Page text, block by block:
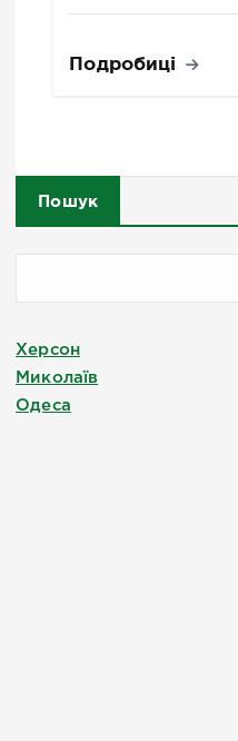
Подробиці
Пошук
Херсон
Миколаїв
Одеса